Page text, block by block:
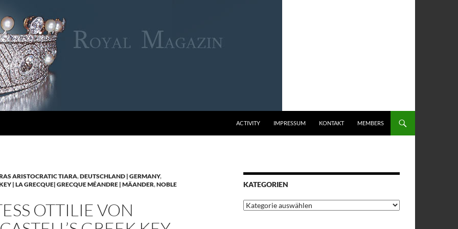
ACTIVITY IMPRESSUM KONTAKT MEMBERS
ARISTOCRATIC TIARA,DEUTSCHLAND | GERMANY,
| LA GRECQUE| GRECQUE MÉANDRE | MÄANDER,NOBLE
OTTILIE VON
KATEGORIEN
Kategorien